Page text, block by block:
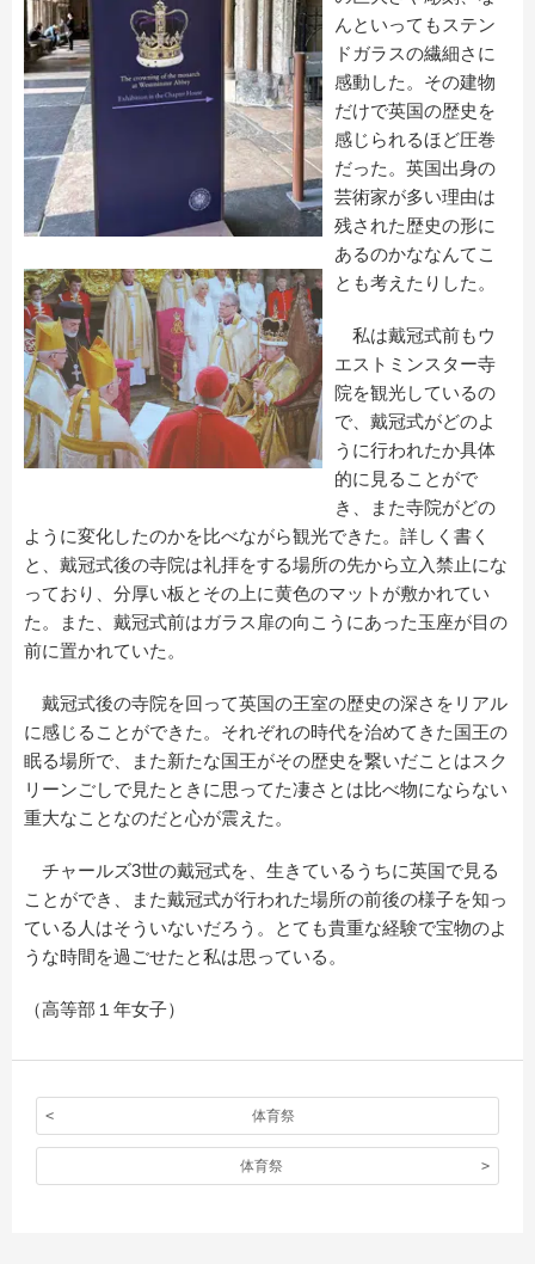
んといってもステン
ドガラスの繊細さに
感動した。その建物
だけで英国の歴史を
感じられるほど圧巻
だった。英国出身の
芸術家が多い理由は
残された歴史の形に
あるのかななんてこ
とも考えたりした。
私は戴冠式前もウ
エストミンスター寺
院を観光しているの
で、戴冠式がどのよ
うに行われたか具体
的に見ることがで
き、また寺院がどの
ように変化したのかを比べながら観光できた。詳しく書く
と、戴冠式後の寺院は礼拝をする場所の先から立入禁止にな
っており、分厚い板とその上に黄色のマットが敷かれてい
た。また、戴冠式前はガラス扉の向こうにあった玉座が目の
前に置かれていた。
戴冠式後の寺院を回って英国の王室の歴史の深さをリアル
に感じることができた。それぞれの時代を治めてきた国王の
眠る場所で、また新たな国王がその歴史を繋いだことはスク
リーンごしで見たときに思ってた凄さとは比べ物にならない
重大なことなのだと心が震えた。
チャールズ3世の戴冠式を、生きているうちに英国で見る
ことができ、また戴冠式が行われた場所の前後の様子を知っ
ている人はそういないだろう。とても貴重な経験で宝物のよ
うな時間を過ごせたと私は思っている。
（高等部１年女子）
体育祭
体育祭